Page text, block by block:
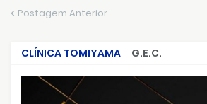
Postagem Anterior
CLÍNICA TOMIYAMA
G.E.C.
CRIMES QUE ABALARAM O BRASIL